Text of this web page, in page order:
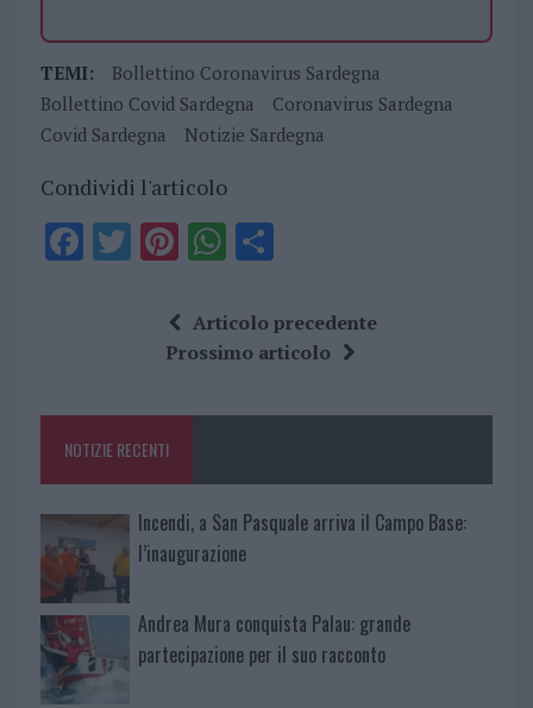
TEMI:
Bollettino Coronavirus Sardegna
Bollettino Covid Sardegna
Coronavirus Sardegna
Covid Sardegna
Notizie Sardegna
Condividi l'articolo
F
o
k
T Pi
te
re
W
at
s
p
S
a
re
Articolo precedente
Prossimo articolo
NOTIZIE RECENTI
Incendi, a San Pasquale arriva il Campo Base:
l’inaugurazione
Andrea Mura conquista Palau: grande
partecipazione per il suo racconto